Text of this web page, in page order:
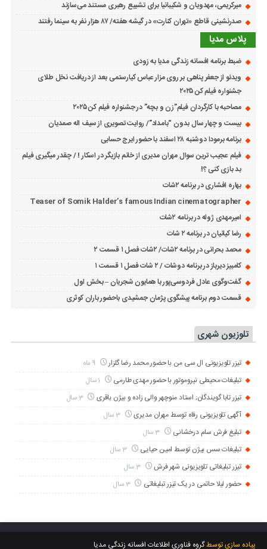
میرکریمی، مهدویان و شکیبانیا برای تشییع رهبری مستند می‌سازند
صدرنشینی قاطع «تهران کنارت» در گیشه هفته/ ۸۷ هزار نفر به سینما رفتند
پلاس مدیا
ضبط برنامه افسانه زندگی مدیا به زودی
ویدئو از جعفر پناهی بر روی مزار عباس کیارستمی بعد از دریافت نخل طلای
جشنواره فیلم کن ۲۰۲۵
مصاحبه با کارگردان فیلم”زن و بچه” در جشنواره فیلم کن ۲۰۲۵
بیست و چهار سال بدون “بامداد”/ روایت تصویری از سیف اله صمدیان
برنامه برمودا دوشنبه ۲۸ اسفند با حضور ایرج حسابی
فیلم عجیب ترین سوال مهران مدیری از خانم بازیگر در اسکار ! / چقدر میگیری فیلم
بد بازی کنی ؟!
بهاره افشاری در برنامه ۲شات
Teaser of Somik Halder’s famous Indian cinematographer
امیرمهدی ژوله در برنامه ۲شات
رضا کیانیان در برنامه ۲ شات
محمد بحرانی در برنامه ۲شات/ ۲شات فصل ۱ قسمت ۲
کامبیز دیرباز در برنامه دوشات / ۲ شات فصل ۱ قسمت ۱
گفت‌وگوی عادل فردوسی‌پور با همایون شجریان – بخش اول
قسمت دوم برنامه پیشگوی پژمان جمشیدی باحضور باران کوثری
تلوزیون شهری
تیزر تلویزیونی ال سی من با حضور محمد رضا گلزار 9 ماه
تبلیغات محیطی نیروموتور با حضور مهدی طارمی
تیزر تابا گویندگان; استاد منوچهر والی زاده و بیژن باقری 3 سال
آگهی تلویزیونی رفاه توسط مهران مدیری 3 سال
تبلیغ فرش سام درخشانی 3 سال
تبلیغات سس بیژن توسط امین حیایی 3 سال
تیزر تبلیغاتی تلویزیونی شهر فرش 3 سال
حضور لیلا حاتمی در یک تیزر تبلیغاتی 3 سال
پیاده سازی توسطگروه فناوری اطلاعات افسانه زندگی مدیا